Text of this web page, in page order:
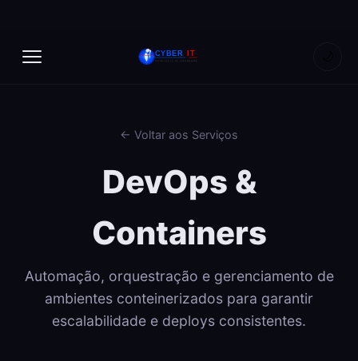
← Voltar aos Serviços
DevOps &
Containers
Automação, orquestração e gerenciamento de
ambientes conteinerizados para garantir
escalabilidade e deploys consistentes.